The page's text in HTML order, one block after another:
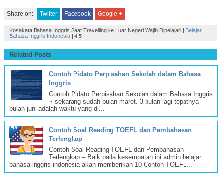
Share on: Twitter Facebook Google +
Kosakata Bahasa Inggris Saat Travelling ke Luar Negeri Wajib Dipelajari| Belajar
Bahasa Inggris Indonesia | 4.5
Related Posts
Contoh Pidato Perpisahan Sekolah dalam Bahasa
Inggris
Contoh Pidato Perpisahan Sekolah dalam Bahasa Inggris
~ sekarang sudah bulan maret, 3 bulan lagi tepatnya
bulan juni adalah waktu yang di...
Contoh Soal Reading TOEFL dan Pembahasan
Terlengkap
Contoh Soal Reading TOEFL dan Pembahasan
Terlengkap – Baik pada kesempatan ini admin belajar
bahasa inggris indonesia akan memberikan 10 Contoh TOEFL...